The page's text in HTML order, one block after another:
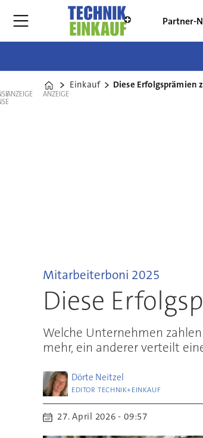
Partner-
Home
Einkauf Diese Erfolgsprämien
ANZEIGE ANZEIGE
Mitarbeiterboni 2025
Diese
Welche Unternehmen
mehr, ein anderer verteilt
Dörte Neitzel
EDITOR TECHNIK+EINKAUF
27. April 2026 - 09:57